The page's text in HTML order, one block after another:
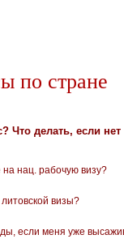
по стране
Что делать, если
нац. рабочую визу?
визы?
если меня уже